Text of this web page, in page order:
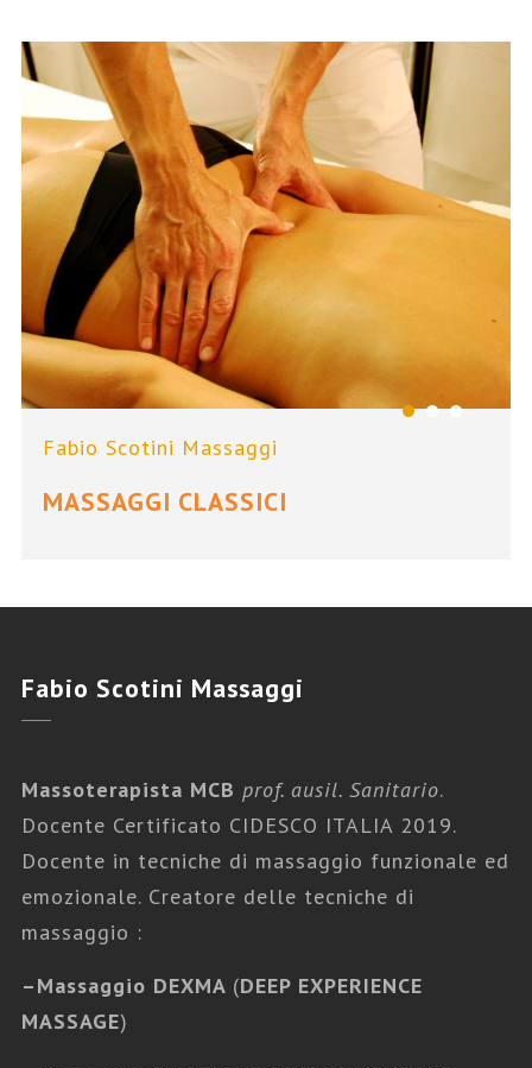
Fabio Scotini Massaggi
MASSAGGI CLASSICI
MASSAGGI EMOZIONALI
Fabio Scotini Massaggi
Massoterapista MCB prof. ausil. Sanitario.
Docente Certificato CIDESCO ITALIA 2019.
Docente in tecniche di massaggio funzionale ed
emozionale. Creatore delle tecniche di
massaggio :
–Massaggio DEXMA (DEEP EXPERIENCE
MASSAGE)